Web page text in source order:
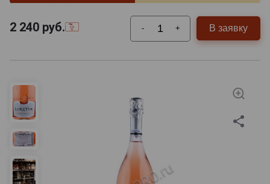
2 240 руб. - + В заявку